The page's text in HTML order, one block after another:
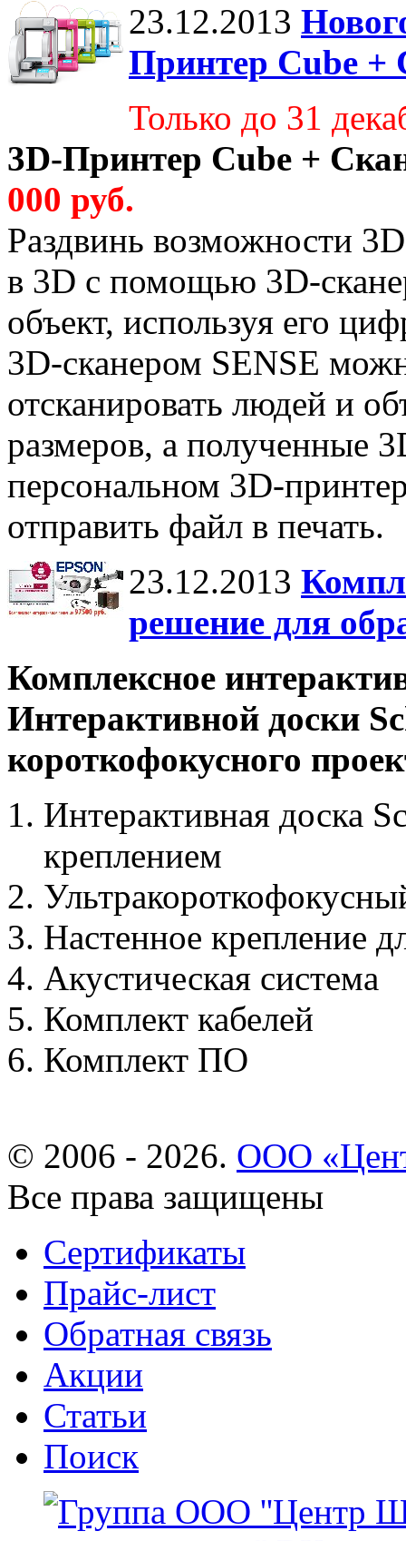
23.12.2013
Принтер Cube
Только до 31
3D-Принтер Cube +
000 руб.
Раздвинь возможности
в 3D с помощью 3D-
объект, используя его
3D-сканером SENSE
отсканировать людей и
размеров, а полученные
персональном 3D-
отправить файл в печать.
23.12.2013
решение для
Комплексное
Интерактивной доски
короткофокусного
Интерактивная доска
креплением
Настенное крепление
Акустическая система
Комплект кабелей
Комплект ПО
© 2006 - 2026. ООО
Все права защищены
Сертификаты
Прайс-лист
Обратная связь
Акции
Статьи
Поиск